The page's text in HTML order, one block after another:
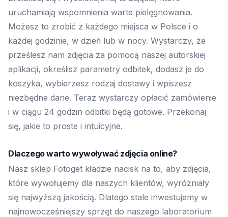
uruchamiają wspomnienia warte pielęgnowania.
Możesz to zrobić z każdego miejsca w Polsce i o
każdej godzinie, w dzień lub w nocy. Wystarczy, że
prześlesz nam zdjęcia za pomocą naszej autorskiej
aplikacji, określisz parametry odbitek, dodasz je do
koszyka, wybierzesz rodzaj dostawy i wpiszesz
niezbędne dane. Teraz wystarczy opłacić zamówienie
i w ciągu 24 godzin odbitki będą gotowe. Przekonaj
się, jakie to proste i intuicyjne.
Dlaczego warto wywoływać zdjęcia online?
Nasz sklep Fotoget kładzie nacisk na to, aby zdjęcia,
które wywołujemy dla naszych klientów, wyróżniały
się najwyższą jakością. Dlatego stale inwestujemy w
najnowocześniejszy sprzęt do naszego laboratorium